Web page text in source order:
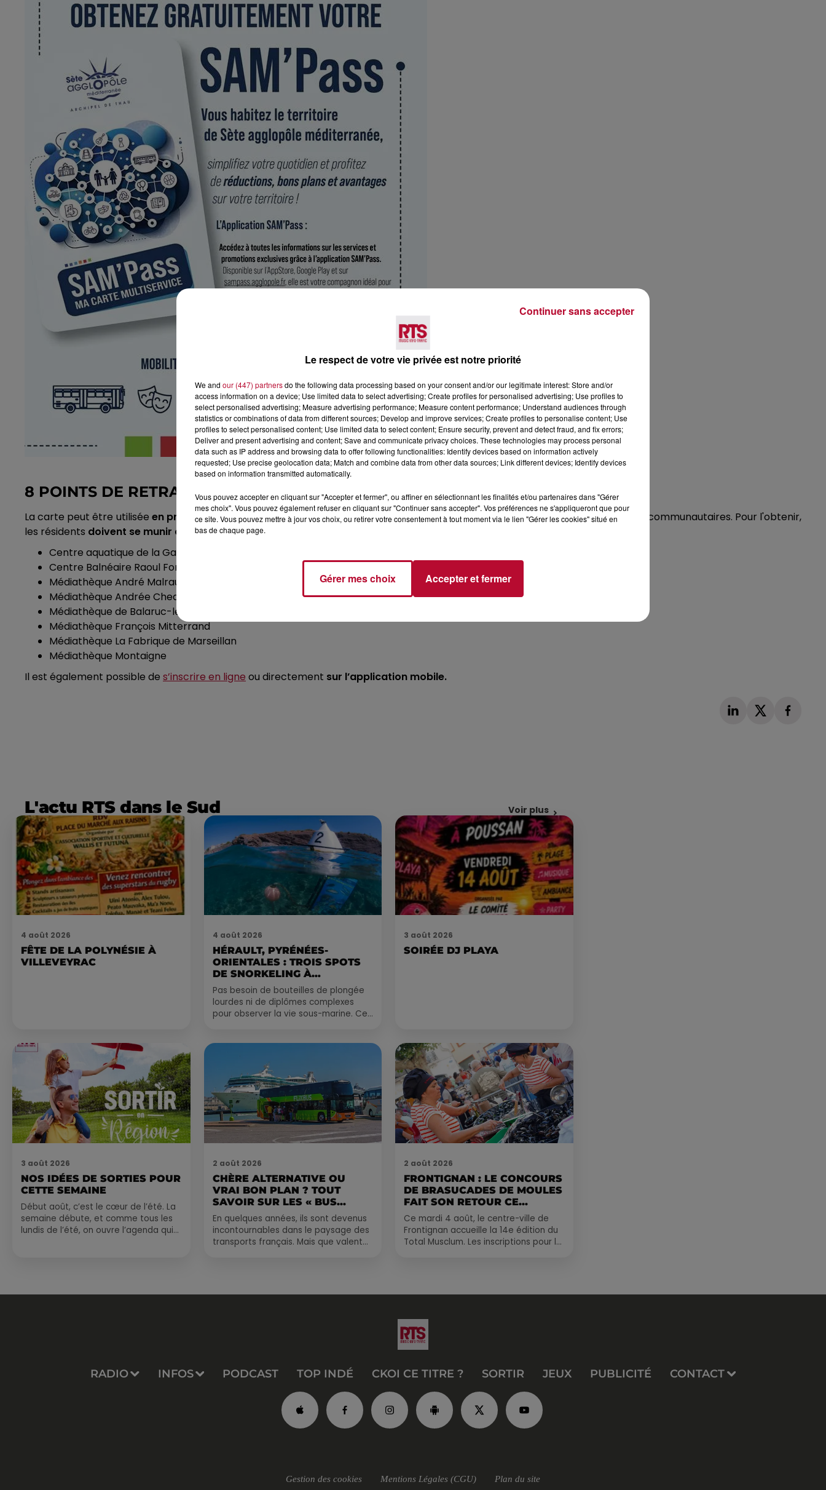
8 POINTS DE RETRAIT, AINSI QU'EN LIGNE
La carte peut être utilisée en présentant physiquement la carte ou le QR code de l'applicationpour valider différents services communautaires. Pour l'obtenir,
les résidents doivent se munir de quelques pièces
Centre aquatique de la Gardiole
Centre Balnéaire Raoul Fonquerne
Médiathèque André Malraux de Sète
Médiathèque Andrée Chedid de Mèze
Médiathèque de Balaruc-les-Bains
Médiathèque François Mitterrand
Médiathèque La Fabrique de Marseillan
Médiathèque Montaigne
Il est également possible de s’inscrire en ligne ou directement sur l’application mobile.
L'actu RTS dans le Sud Voir plus
4 août 2026
FÊTE DE LA POLYNÉSIE À
VILLEVEYRAC
4 août 2026
HÉRAULT, PYRÉNÉES-
ORIENTALES : TROIS SPOTS
DE SNORKELING À
EXPLORER...
Pas besoin de bouteilles de plongée
lourdes ni de diplômes complexes
pour observer la vie sous-marine. Cet
3 août 2026
SOIRÉE DJ PLAYA
3 août 2026
NOS IDÉES DE SORTIES POUR
CETTE SEMAINE
Début août, c’est le cœur de l’été. La
semaine débute, et comme tous les
lundis de l’été, on ouvre l’agenda qui
2 août 2026
CHÈRE ALTERNATIVE OU
VRAI BON PLAN ? TOUT
SAVOIR SUR LES « BUS...
En quelques années, ils sont devenus
incontournables dans le paysage des
transports français. Mais que valent
2 août 2026
FRONTIGNAN : LE CONCOURS
DE BRASUCADES DE MOULES
FAIT SON RETOUR CE...
Ce mardi 4 août, le centre-ville de
Frontignan accueille la 14e édition du
Total Musclum. Les inscriptions pour le
RADIO INFOS PODCAST TOP INDÉ CKOI CE TITRE ? SORTIR JEUX PUBLICITÉ CONTACT
Gestion des cookies Mentions Légales (CGU) Plan du site
Le respect de votre vie privée est notre priorité
We and our (447) partnersdo the following data processing based on your consent and/or our legitimate interest: Store and/or
access information on a device; Use limited data to select advertising; Create profiles for personalised advertising; Use profiles to
select personalised advertising; Measure advertising performance; Measure content performance; Understand audiences through
statistics or combinations of data from different sources; Develop and improve services; Create profiles to personalise content; Use
profiles to select personalised content; Use limited data to select content; Ensure security, prevent and detect fraud, and fix errors;
Deliver and present advertising and content; Save and communicate privacy choices. These technologies may process personal
data such as IP address and browsing data to offer following functionalities: Identify devices based on information actively
requested; Use precise geolocation data; Match and combine data from other data sources; Link different devices; Identify devices
based on information transmitted automatically.
Vous pouvez accepter en cliquant sur "Accepter et fermer", ou affiner en sélectionnant les finalités et/ou partenaires dans "Gérer
mes choix". Vous pouvez également refuser en cliquant sur "Continuer sans accepter". Vos préférences ne s'appliqueront que pour
ce site. Vous pouvez mettre à jour vos choix, ou retirer votre consentement à tout moment via le lien "Gérer les cookies" situé en
bas de chaque page.
Gérer mes choix Accepter et fermer
Continuer sans accepter